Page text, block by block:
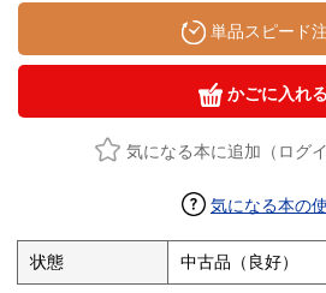
単品スピード
かごに入れる
気になる本に追加（ログ
気になる本の
状態 中古品（良好）